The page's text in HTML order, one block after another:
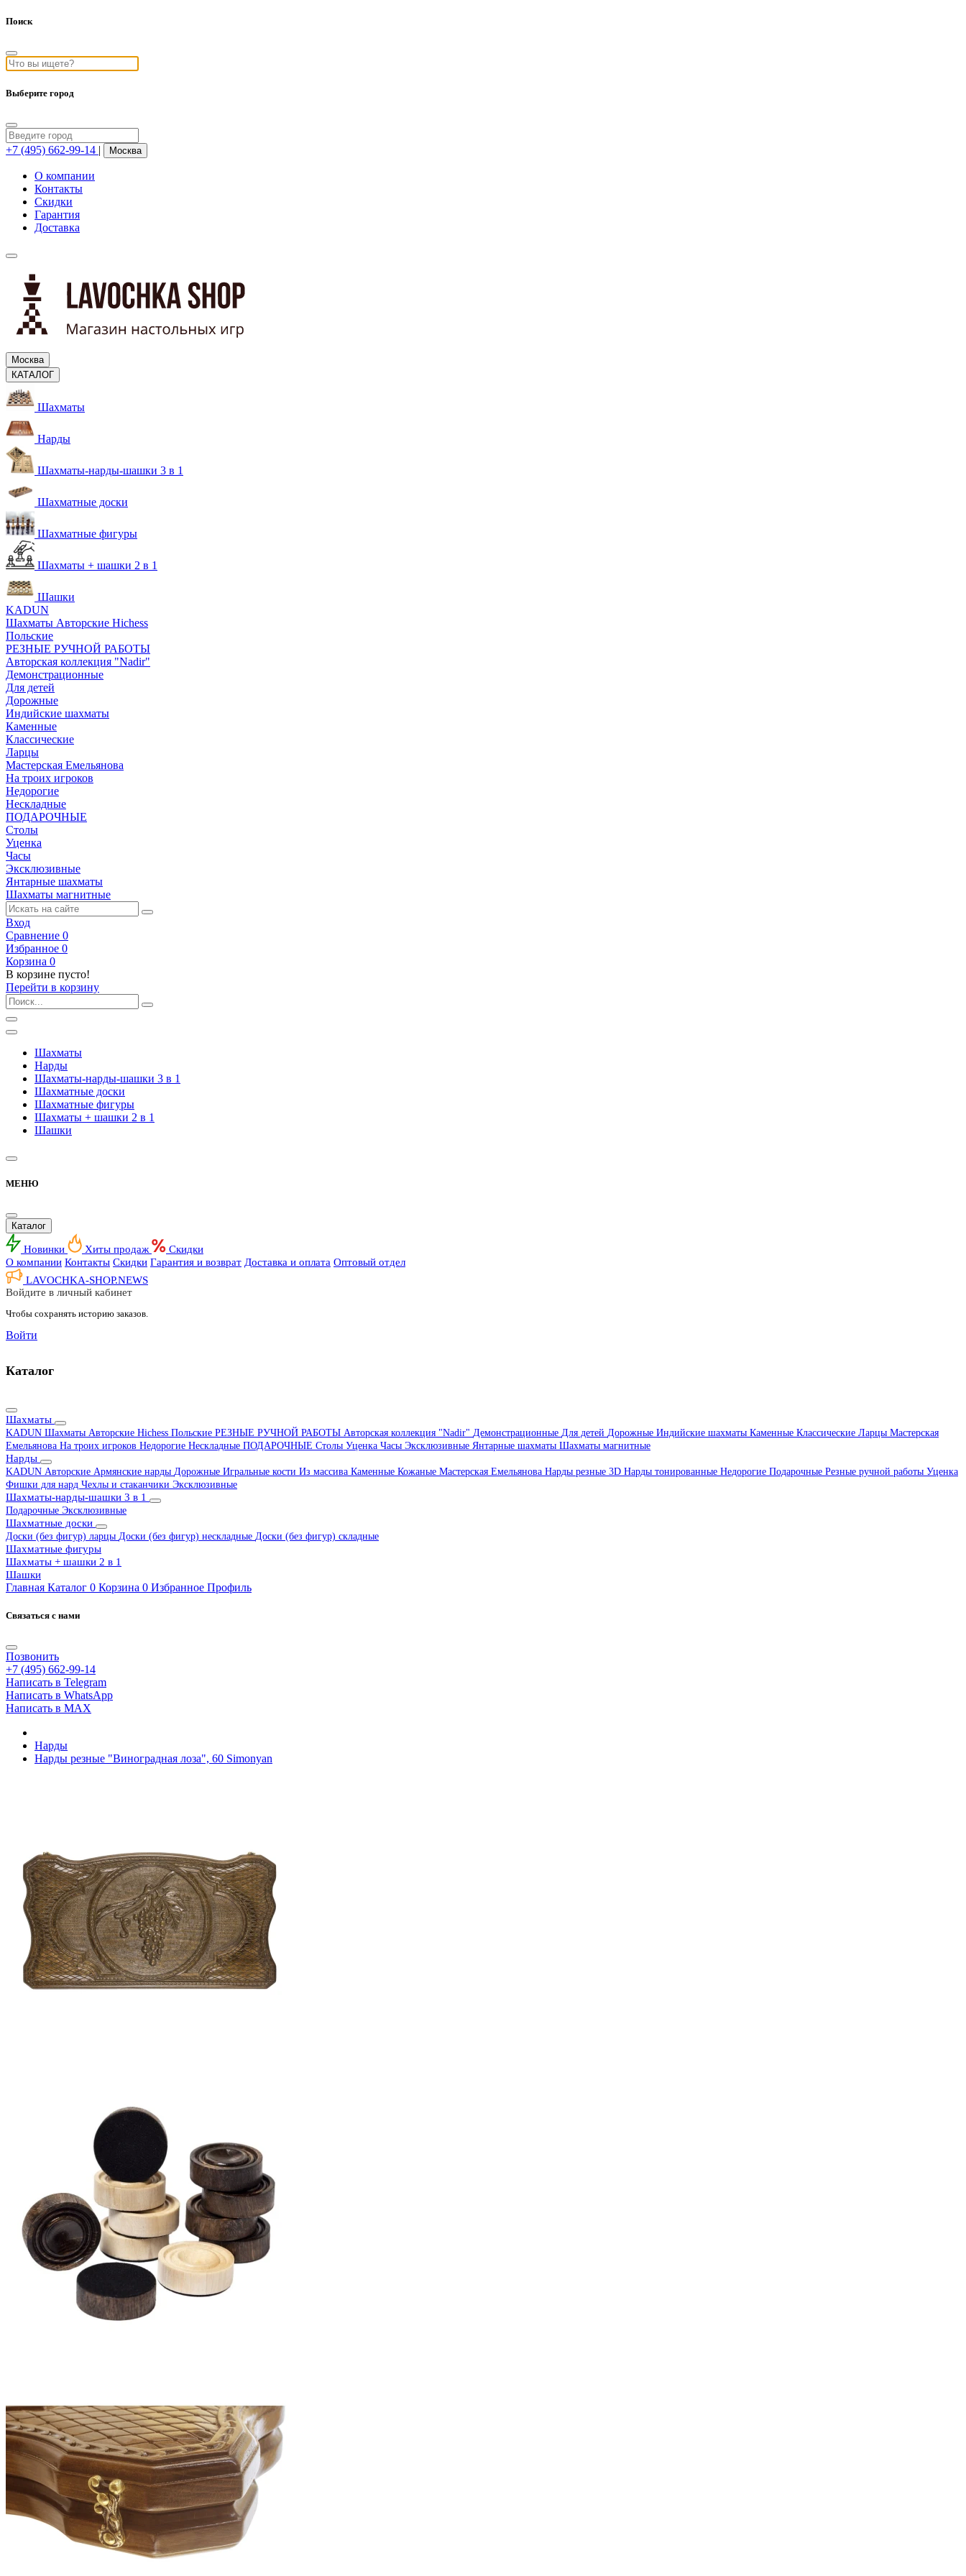
Поиск
Выберите город
+7 (495) 662-99-14 | Москва
О компании
Контакты
Скидки
Гарантия
Доставка
Москва
КАТАЛОГ
Шахматы
Нарды
Шахматы-нарды-шашки 3 в 1
Шахматные доски
Шахматные фигуры
Шахматы + шашки 2 в 1
Шашки
KADUN
Шахматы Авторские Hichess
Польские
РЕЗНЫЕ РУЧНОЙ РАБОТЫ
Авторская коллекция "Nadir"
Демонстрационные
Для детей
Дорожные
Индийские шахматы
Каменные
Классические
Ларцы
Мастерская Емельянова
На троих игроков
Недорогие
Нескладные
ПОДАРОЧНЫЕ
Столы
Уценка
Часы
Эксклюзивные
Янтарные шахматы
Шахматы магнитные
Вход
Сравнение 0
Избранное 0
Корзина 0
В корзине пусто!
Перейти в корзину
Шахматы
Нарды
Шахматы-нарды-шашки 3 в 1
Шахматные доски
Шахматные фигуры
Шахматы + шашки 2 в 1
Шашки
МЕНЮ
Каталог
Новинки Хиты продаж
Скидки
О компании Контакты Скидки Гарантия и возврат Доставка и оплата Оптовый отдел
LAVOCHKA-SHOP.NEWS
Войдите в личный кабинет
Чтобы сохранять историю заказов.
Войти
Каталог
Шахматы
KADUN Шахматы Авторские Hichess Польские РЕЗНЫЕ РУЧНОЙ РАБОТЫ Авторская коллекция "Nadir" Демонстрационные Для детей Дорожные Индийские шахматы Каменные Классические Ларцы Мастерская
Емельянова На троих игроков Недорогие Нескладные ПОДАРОЧНЫЕ Столы Уценка Часы Эксклюзивные Янтарные шахматы Шахматы магнитные
Нарды
KADUN Авторские Армянские нарды Дорожные Игральные кости Из массива Каменные Кожаные Мастерская Емельянова Нарды резные 3D Нарды тонированные Недорогие Подарочные Резные ручной работы Уценка
Фишки для нард Чехлы и стаканчики Эксклюзивные
Шахматы-нарды-шашки 3 в 1
Подарочные Эксклюзивные
Шахматные доски
Доски (без фигур) ларцы Доски (без фигур) нескладные Доски (без фигур) складные
Шахматные фигуры
Шахматы + шашки 2 в 1
Шашки
Главная Каталог 0 Корзина 0 Избранное Профиль
Связаться с нами
Позвонить
+7 (495) 662-99-14
Написать в Telegram
Написать в WhatsApp
Написать в MAX
Нарды
Нарды резные "Виноградная лоза", 60 Simonyan